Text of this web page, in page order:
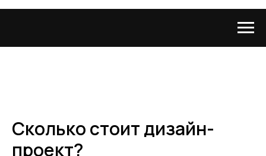
Сколько стоит дизайн-
проект?